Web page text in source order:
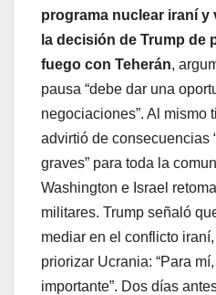
programa nuclear iraní
la decisión de Trump de
fuego con Teherán,
pausa “debe dar una
negociaciones”. Al mismo
advirtió de consecuencias
graves” para toda la
Washington e Israel
militares. Trump señaló
mediar en el conflicto
priorizar Ucrania: “Para
importante”. Dos días